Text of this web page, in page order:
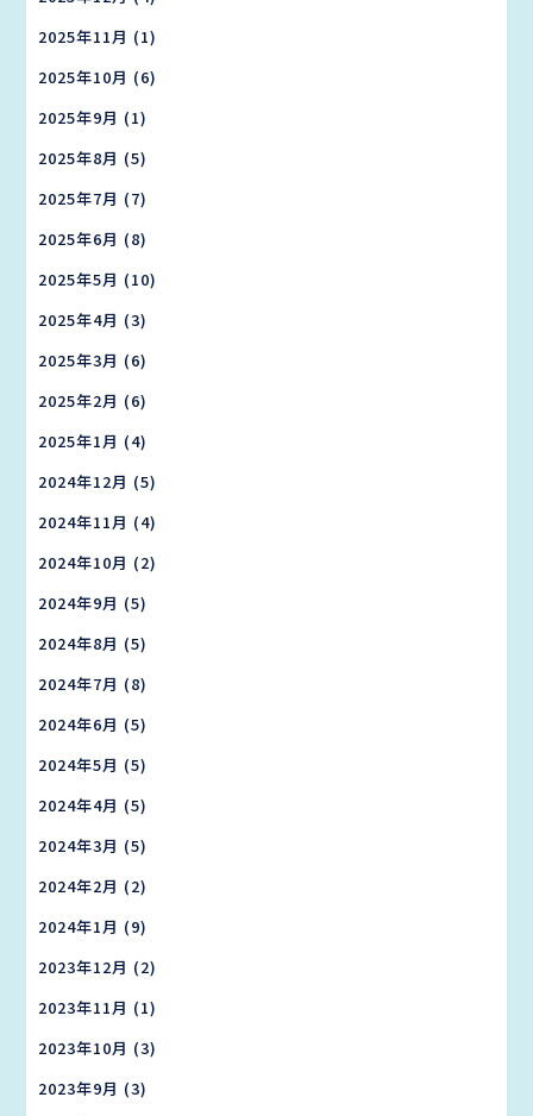
2025年11月 (1)
2025年10月 (6)
2025年9月 (1)
2025年8月 (5)
2025年7月 (7)
2025年6月 (8)
2025年5月 (10)
2025年4月 (3)
2025年3月 (6)
2025年2月 (6)
2025年1月 (4)
2024年12月 (5)
2024年11月 (4)
2024年10月 (2)
2024年9月 (5)
2024年8月 (5)
2024年7月 (8)
2024年6月 (5)
2024年5月 (5)
2024年4月 (5)
2024年3月 (5)
2024年2月 (2)
2024年1月 (9)
2023年12月 (2)
2023年11月 (1)
2023年10月 (3)
2023年9月 (3)